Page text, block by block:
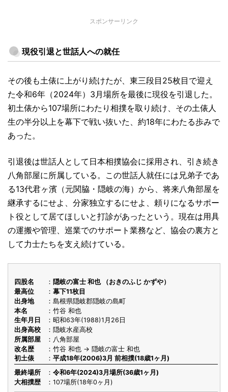
スポンサーリンク
現役引退と世話人への就任
その後も土俵に上がり続けたが、東三段目25枚目で迎え
た令和6年（2024年）3月場所を最後に現役を引退した。
初土俵から107場所にわたり相撲を取り続け、その土俵人
生の半分以上を幕下で戦い抜いた、約18年にわたる歩みで
あった。
引退後は世話人として日本相撲協会に採用され、引き続き
八角部屋に所属している。この世話人就任には兄弟子であ
る13代君ヶ濱（元関脇・隠岐の海）から、将来八角部屋を
継承するにせよ、分家独立するにせよ、頼りになるサポー
ト役として居てほしいと打診があったという。現在は用具
の運搬や管理、巡業でのサポート業務など、協会の裏方と
して力士たちを支え続けている。
四股名
隠岐の富士 和也 （おきのふじ かずや）
最高位
幕下11枚目
出身地
島根県隠岐郡隠岐の島町
本名
竹谷 和也
生年月日
昭和63年(1988)1月26日
出身高校
隠岐水産高校
所属部屋
八角部屋
改名歴
竹谷 和也 → 隠岐の富士 和也
初土俵
平成18年(2006)3月 前相撲(18歳1ヶ月)
最終場所
令和6年(2024)3月場所(36歳1ヶ月)
大相撲歴
107場所(18年0ヶ月)